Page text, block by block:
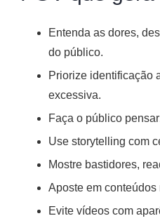
Entenda as dores,
do público.
Priorize identificação
excessiva.
Faça o público
Use storytelling com
Mostre bastidores,
Aposte em
Evite vídeos com